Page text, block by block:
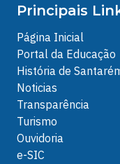
Principais
Página Inicial
Portal da Educação
História de
Noticias
Transparência
Turismo
Ouvidoria
e-SIC